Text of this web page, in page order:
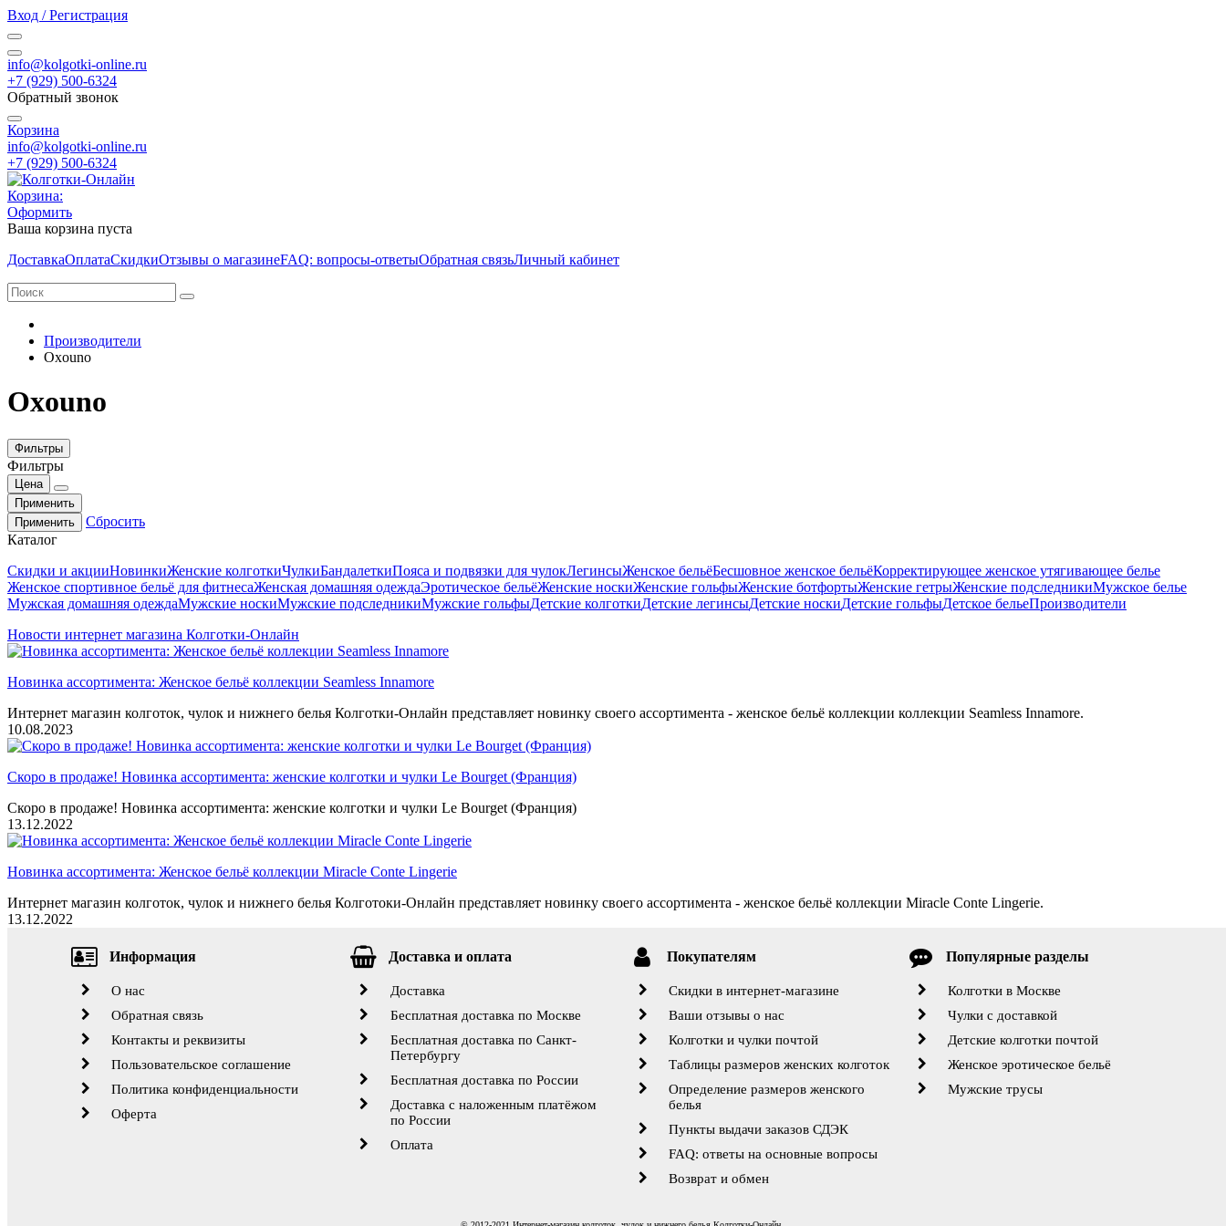
Вход / Регистрация
info@kolgotki-online.ru
+7 (929) 500-6324
Обратный звонок
Корзина
info@kolgotki-online.ru
+7 (929) 500-6324
Корзина:
Оформить
Ваша корзина пуста
ДоставкаОплатаСкидкиОтзывы о магазинеFAQ: вопросы-ответыОбратная связьЛичный кабинет
Производители
Oxouno
Oxouno
Фильтры
Фильтры
Цена
Применить
Применить
Сбросить
Каталог
Скидки и акцииНовинкиЖенские колготкиЧулкиБандалеткиПояса и подвязки для чулокЛегинсыЖенское бельёБесшовное женское бельёКорректирующее женское утягивающее белье
Женское спортивное бельё для фитнесаЖенская домашняя одеждаЭротическое бельёЖенские носкиЖенские гольфыЖенские ботфортыЖенские гетрыЖенские подследникиМужское белье
Мужская домашняя одеждаМужские носкиМужские подследникиМужские гольфыДетские колготкиДетские легинсыДетские носкиДетские гольфыДетское бельеПроизводители
Новости интернет магазина Колготки-Онлайн
Новинка ассортимента: Женское бельё коллекции Seamless Innamore
Интернет магазин колготок, чулок и нижнего белья Колготки-Онлайн представляет новинку своего ассортимента - женское бельё коллекции коллекции Seamless Innamore.
10.08.2023
Скоро в продаже! Новинка ассортимента: женские колготки и чулки Le Bourget (Франция)
Скоро в продаже! Новинка ассортимента: женские колготки и чулки Le Bourget (Франция)
13.12.2022
Новинка ассортимента: Женское бельё коллекции Miracle Conte Lingerie
Интернет магазин колготок, чулок и нижнего белья Колготоки-Онлайн представляет новинку своего ассортимента - женское бельё коллекции Miracle Conte Lingerie.
13.12.2022
Информация
О нас
Обратная связь
Контакты и реквизиты
Пользовательское соглашение
Политика конфиденциальности
Оферта
Доставка и оплата
Доставка
Бесплатная доставка по Москве
Бесплатная доставка по Санкт-
Петербургу
Бесплатная доставка по России
Доставка с наложенным платёжом
по России
Оплата
Покупателям
Скидки в интернет-магазине
Ваши отзывы о нас
Колготки и чулки почтой
Таблицы размеров женских колготок
Определение размеров женского
белья
Пункты выдачи заказов СДЭК
FAQ: ответы на основные вопросы
Возврат и обмен
Популярные разделы
Колготки в Москве
Чулки с доставкой
Детские колготки почтой
Женское эротическое бельё
Мужские трусы